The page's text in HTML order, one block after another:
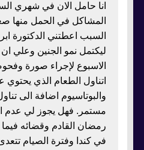
انا حامل الان في شهري
المشاكل في الحمل منها
ليكتمل نمو الجنين وعلي
الاسبوع لإجراء صورة
اتناول الطعام الذي يحتوي
والبوتاسيوم اضافة الى
مستمر. فهل يجوز لي عدم
رمضان القادم وقضائه